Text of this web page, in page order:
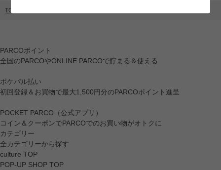
TOP
PARCOポイント
全国のPARCOやONLINE PARCOで貯まる＆使える
ポケパル払い
初回登録＆お買物で最大1,500円分のPARCOポイント進呈
POCKET PARCO（公式アプリ）
コイン＆クーポンでPARCOでのお買い物がオトクに
カテゴリー
全カテゴリーから探す
culture TOP
POP-UP SHOP TOP